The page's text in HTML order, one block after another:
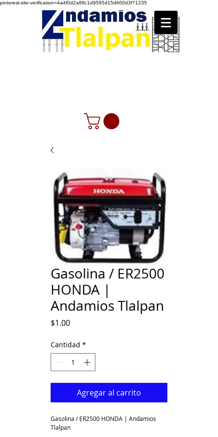
pinterest-site-verification=4a4f0d2a88c1d9595d15d600d3f71235
Gasolina / ER2500
HONDA |
Andamios Tlalpan
$1.00Precio
Cantidad *
Agregar al carrito
Gasolina / ER2500 HONDA | Andamios
Tlalpan